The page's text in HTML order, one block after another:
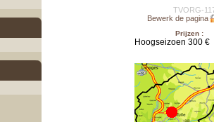
TVORG-
Bewerk de pagina
Prijzen :
Hoogseizoen 300 €